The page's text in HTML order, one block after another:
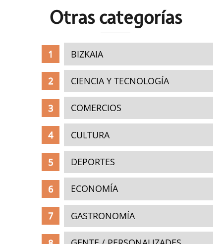
Otras categorías
BIZKAIA
CIENCIA Y TECNOLOGÍA
COMERCIOS
CULTURA
DEPORTES
ECONOMÍA
GASTRONOMÍA